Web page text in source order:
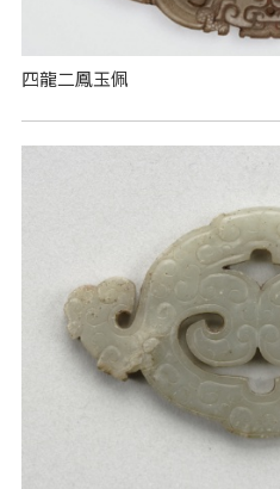
四龍二鳳玉佩